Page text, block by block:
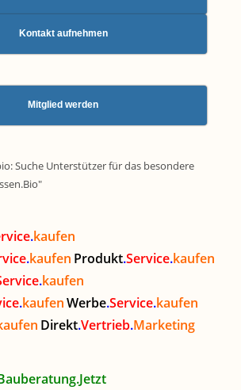
Kontakt aufnehmen
Mitglied werden
.kaufen
.kaufen Produkt.Service.kaufen
.kaufen
.kaufen Werbe.Service.kaufen
Direkt.Vertrieb.Marketing